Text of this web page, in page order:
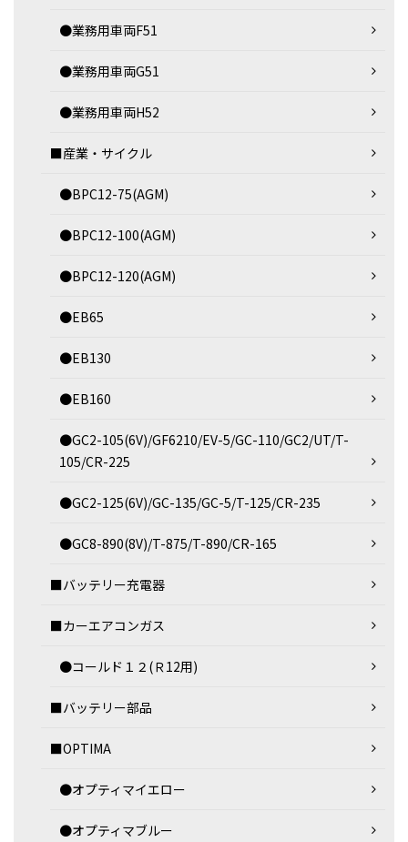
●業務用車両F51
●業務用車両G51
●業務用車両H52
■産業・サイクル
●BPC12-75(AGM)
●BPC12-100(AGM)
●BPC12-120(AGM)
●EB65
●EB130
●EB160
●GC2-105(6V)/GF6210/EV-5/GC-110/GC2/UT/T-
105/CR-225
●GC2-125(6V)/GC-135/GC-5/T-125/CR-235
●GC8-890(8V)/T-875/T-890/CR-165
■バッテリー充電器
■カーエアコンガス
●コールド１２(Ｒ12用)
■バッテリー部品
■OPTIMA
●オプティマイエロー
●オプティマブルー